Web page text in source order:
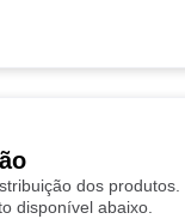
dos produtos.
disponível abaixo.